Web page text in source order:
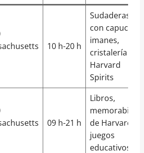
10 h-20 h
Sudaderas
con capucha,
imanes,
cristalería
Harvard
Spirits
09 h-21 h
Libros,
memorabilia
de Harvard,
juegos
educativos